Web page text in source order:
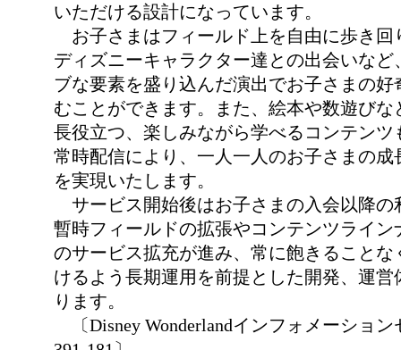
いただける設計になっています。
お子さまはフィールド上を自由に歩き回
ディズニーキャラクター達との出会いなど
ブな要素を盛り込んだ演出でお子さまの好
むことができます。また、絵本や数遊びな
長役立つ、楽しみながら学べるコンテンツ
常時配信により、一人一人のお子さまの成
を実現いたします。
サービス開始後はお子さまの入会以降の
暫時フィールドの拡張やコンテンツライン
のサービス拡充が進み、常に飽きることな
けるよう長期運用を前提とした開発、運営
ります。
〔Disney Wonderlandインフォメーション